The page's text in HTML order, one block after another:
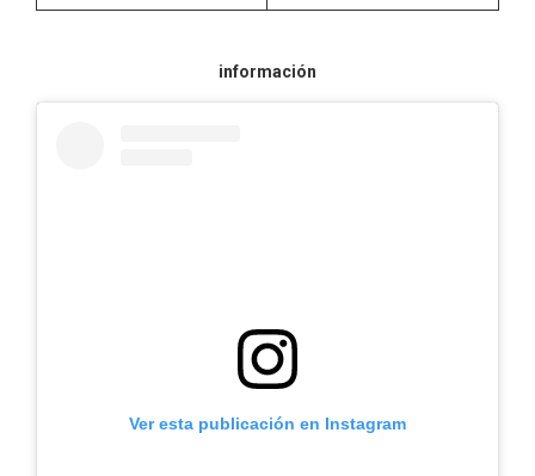
información
Ver esta publicación en Instagram